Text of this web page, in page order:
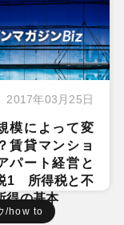
2017年03月25日
模によって変
賃貸マンショ
パート経営と
1 所得税と不
得の基本
/how to